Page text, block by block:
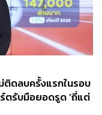
ดลบครั้งแรกในรอบ
ตรับมือยอดรูด ‘ถี่แต่